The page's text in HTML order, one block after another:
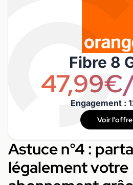
Fibre 8
Engagement :
Voir l'offre
Astuce n°4 :
légalement votre